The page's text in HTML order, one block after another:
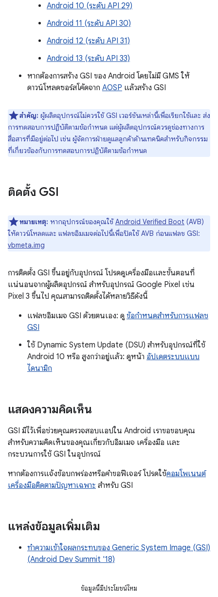
Android 10 (ระดับ API 29)
Android 11 (ระดับ API 30)
Android 12 (ระดับ API 31)
Android 13 (ระดับ API 33)
หากต้องการสร้าง GSI ของ Android โดยไม่มี GMS ให้
ดาวน์โหลดซอร์สโค้ดจาก AOSP แล้วสร้าง GSI
สำคัญ: ผู้ผลิตอุปกรณ์ไม่ควรใช้ GSI เวอร์ชันเหล่านี้เพื่อเรียกใช้และ ส่ง
การทดสอบการปฏิบัติตามข้อกำหนด แต่ผู้ผลิตอุปกรณ์ควรดูช่องทางการ
สื่อสารที่มีอยู่ต่อไป เช่น ผู้จัดการฝ่ายดูแลลูกค้าด้านเทคนิคสำหรับกิจกรรม
ที่เกี่ยวข้องกับการทดสอบการปฏิบัติตามข้อกำหนด
ติดตั้ง GSI
หมายเหตุ: หากอุปกรณ์ของคุณใช้Android Verified Boot (AVB)
ให้ดาวน์โหลดและ แฟลชอิมเมจต่อไปนี้เพื่อปิดใช้ AVB ก่อนแฟลช GSI:
vbmeta.img
การติดตั้ง GSI ขึ้นอยู่กับอุปกรณ์ โปรดดูเครื่องมือและขั้นตอนที่
แน่นอนจากผู้ผลิตอุปกรณ์ สำหรับอุปกรณ์ Google Pixel เช่น
Pixel 3 ขึ้นไป คุณสามารถติดตั้งได้หลายวิธีดังนี้
แฟลชอิมเมจ GSI ด้วยตนเอง: ดู ข้อกำหนดสำหรับการแฟลช
GSI
ใช้ Dynamic System Update (DSU) สำหรับอุปกรณ์ที่ใช้
Android 10 หรือ สูงกว่าอยู่แล้ว: ดูหน้า อัปเดตระบบแบบ
ไดนามิก
แสดงความคิดเห็น
GSI มีไว้เพื่อช่วยคุณตรวจสอบแอปใน Android เราขอขอบคุณ
สำหรับความคิดเห็นของคุณเกี่ยวกับอิมเมจ เครื่องมือ และ
กระบวนการใช้ GSI ในอุปกรณ์
หากต้องการแจ้งข้อบกพร่องหรือคำขอฟีเจอร์ โปรดใช้คอมโพเนนต์
เครื่องมือติดตามปัญหาเฉพาะ สำหรับ GSI
แหล่งข้อมูลเพิ่มเติม
ทำความเข้าใจผลกระทบของ Generic System Image (GSI)
(Android Dev Summit '18)
ข้อมูลนี้มีประโยชน์ไหม